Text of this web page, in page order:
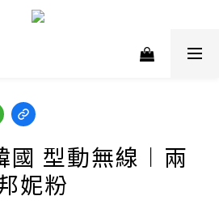
國 型動無線︱兩
妮粉